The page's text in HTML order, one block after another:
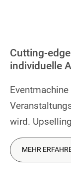
Cutting-
individuelle
wird.
MEHR